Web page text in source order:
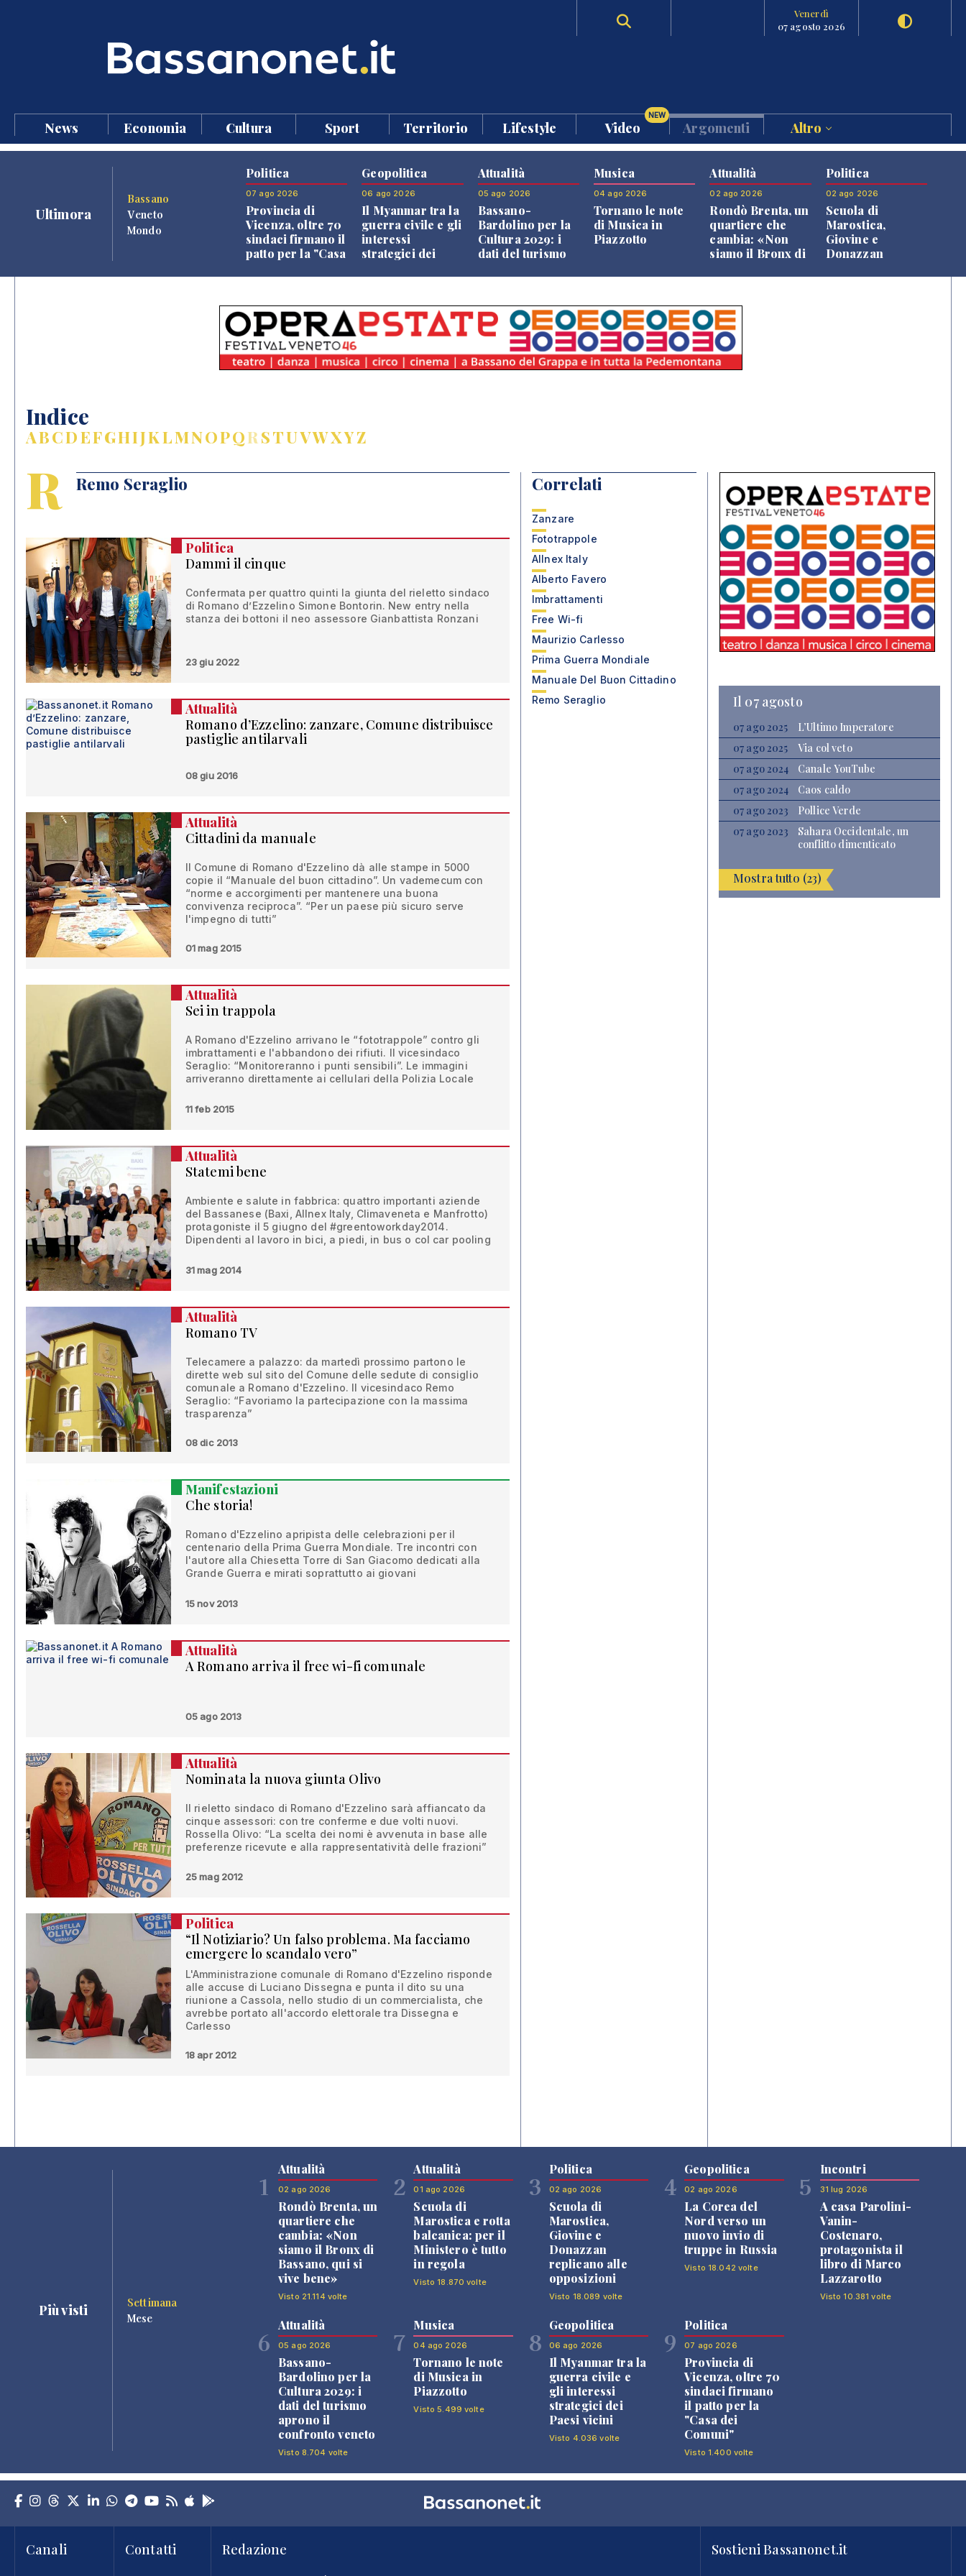
Venerdì
07 agosto 2026
News Economia Cultura Sport Territorio Lifestyle Video
NEW
Argomenti Altro
Ultimora
Bassano
Veneto
Mondo
Politica
07 ago 2026
Provincia di
Vicenza, oltre 70
sindaci firmano il
patto per la "Casa
Geopolitica
06 ago 2026
Il Myanmar tra la
guerra civile e gli
interessi
strategici dei
Attualità
05 ago 2026
Bassano-
Bardolino per la
Cultura 2029: i
dati del turismo
Musica
04 ago 2026
Tornano le note
di Musica in
Piazzotto
Attualità
02 ago 2026
Rondò Brenta, un
quartiere che
cambia: «Non
siamo il Bronx di
Politica
02 ago 2026
Scuola di
Marostica,
Giovine e
Donazzan
Indice
ABCDEFGHIJKLMNOPQRSTUVWXYZ
R Remo Seraglio
Politica
Dammi il cinque
Confermata per quattro quinti la giunta del rieletto sindaco
di Romano d’Ezzelino Simone Bontorin. New entry nella
stanza dei bottoni il neo assessore Gianbattista Ronzani
23 giu 2022
Attualità
Romano d’Ezzelino: zanzare, Comune distribuisce
pastiglie antilarvali
08 giu 2016
Attualità
Cittadini da manuale
Il Comune di Romano d'Ezzelino dà alle stampe in 5000
copie il “Manuale del buon cittadino”. Un vademecum con
“norme e accorgimenti per mantenere una buona
convivenza reciproca”. “Per un paese più sicuro serve
l'impegno di tutti”
01 mag 2015
Attualità
Sei in trappola
A Romano d'Ezzelino arrivano le “fototrappole” contro gli
imbrattamenti e l'abbandono dei rifiuti. Il vicesindaco
Seraglio: “Monitoreranno i punti sensibili”. Le immagini
arriveranno direttamente ai cellulari della Polizia Locale
11 feb 2015
Attualità
Statemi bene
Ambiente e salute in fabbrica: quattro importanti aziende
del Bassanese (Baxi, Allnex Italy, Climaveneta e Manfrotto)
protagoniste il 5 giugno del #greentoworkday2014.
Dipendenti al lavoro in bici, a piedi, in bus o col car pooling
31 mag 2014
Attualità
Romano TV
Telecamere a palazzo: da martedì prossimo partono le
dirette web sul sito del Comune delle sedute di consiglio
comunale a Romano d'Ezzelino. Il vicesindaco Remo
Seraglio: “Favoriamo la partecipazione con la massima
trasparenza”
08 dic 2013
Manifestazioni
Che storia!
Romano d'Ezzelino apripista delle celebrazioni per il
centenario della Prima Guerra Mondiale. Tre incontri con
l'autore alla Chiesetta Torre di San Giacomo dedicati alla
Grande Guerra e mirati soprattutto ai giovani
15 nov 2013
Attualità
A Romano arriva il free wi-fi comunale
05 ago 2013
Attualità
Nominata la nuova giunta Olivo
Il rieletto sindaco di Romano d'Ezzelino sarà affiancato da
cinque assessori: con tre conferme e due volti nuovi.
Rossella Olivo: “La scelta dei nomi è avvenuta in base alle
preferenze ricevute e alla rappresentatività delle frazioni”
25 mag 2012
Politica
“Il Notiziario? Un falso problema. Ma facciamo
emergere lo scandalo vero”
L'Amministrazione comunale di Romano d'Ezzelino risponde
alle accuse di Luciano Dissegna e punta il dito su una
riunione a Cassola, nello studio di un commercialista, che
avrebbe portato all'accordo elettorale tra Dissegna e
Carlesso
18 apr 2012
Correlati
Zanzare
Fototrappole
Allnex Italy
Alberto Favero
Imbrattamenti
Free Wi-fi
Maurizio Carlesso
Prima Guerra Mondiale
Manuale Del Buon Cittadino
Remo Seraglio
Il 07 agosto
07 ago 2025
L’Ultimo Imperatore
07 ago 2025
Via col veto
07 ago 2024
Canale YouTube
07 ago 2024
Caos caldo
07 ago 2023
Pollice Verde
07 ago 2023
Sahara Occidentale, un
conflitto dimenticato
Mostra tutto (23)
Più visti
Settimana
Mese
1
Attualità
02 ago 2026
Rondò Brenta, un
quartiere che
cambia: «Non
siamo il Bronx di
Bassano, qui si
vive bene»
Visto 21.114 volte
2
Attualità
01 ago 2026
Scuola di
Marostica e rotta
balcanica: per il
Ministero è tutto
in regola
Visto 18.870 volte
3
Politica
02 ago 2026
Scuola di
Marostica,
Giovine e
Donazzan
replicano alle
opposizioni
Visto 18.089 volte
4
Geopolitica
02 ago 2026
La Corea del
Nord verso un
nuovo invio di
truppe in Russia
Visto 18.042 volte
5
Incontri
31 lug 2026
A casa Parolini-
Vanin-
Costenaro,
protagonista il
libro di Marco
Lazzarotto
Visto 10.381 volte
6
Attualità
05 ago 2026
Bassano-
Bardolino per la
Cultura 2029: i
dati del turismo
aprono il
confronto veneto
Visto 8.704 volte
7
Musica
04 ago 2026
Tornano le note
di Musica in
Piazzotto
Visto 5.499 volte
8
Geopolitica
06 ago 2026
Il Myanmar tra la
guerra civile e
gli interessi
strategici dei
Paesi vicini
Visto 4.036 volte
9
Politica
07 ago 2026
Provincia di
Vicenza, oltre 70
sindaci firmano
il patto per la
"Casa dei
Comuni"
Visto 1.400 volte
Canali Contatti Redazione Sostieni Bassanonet.it